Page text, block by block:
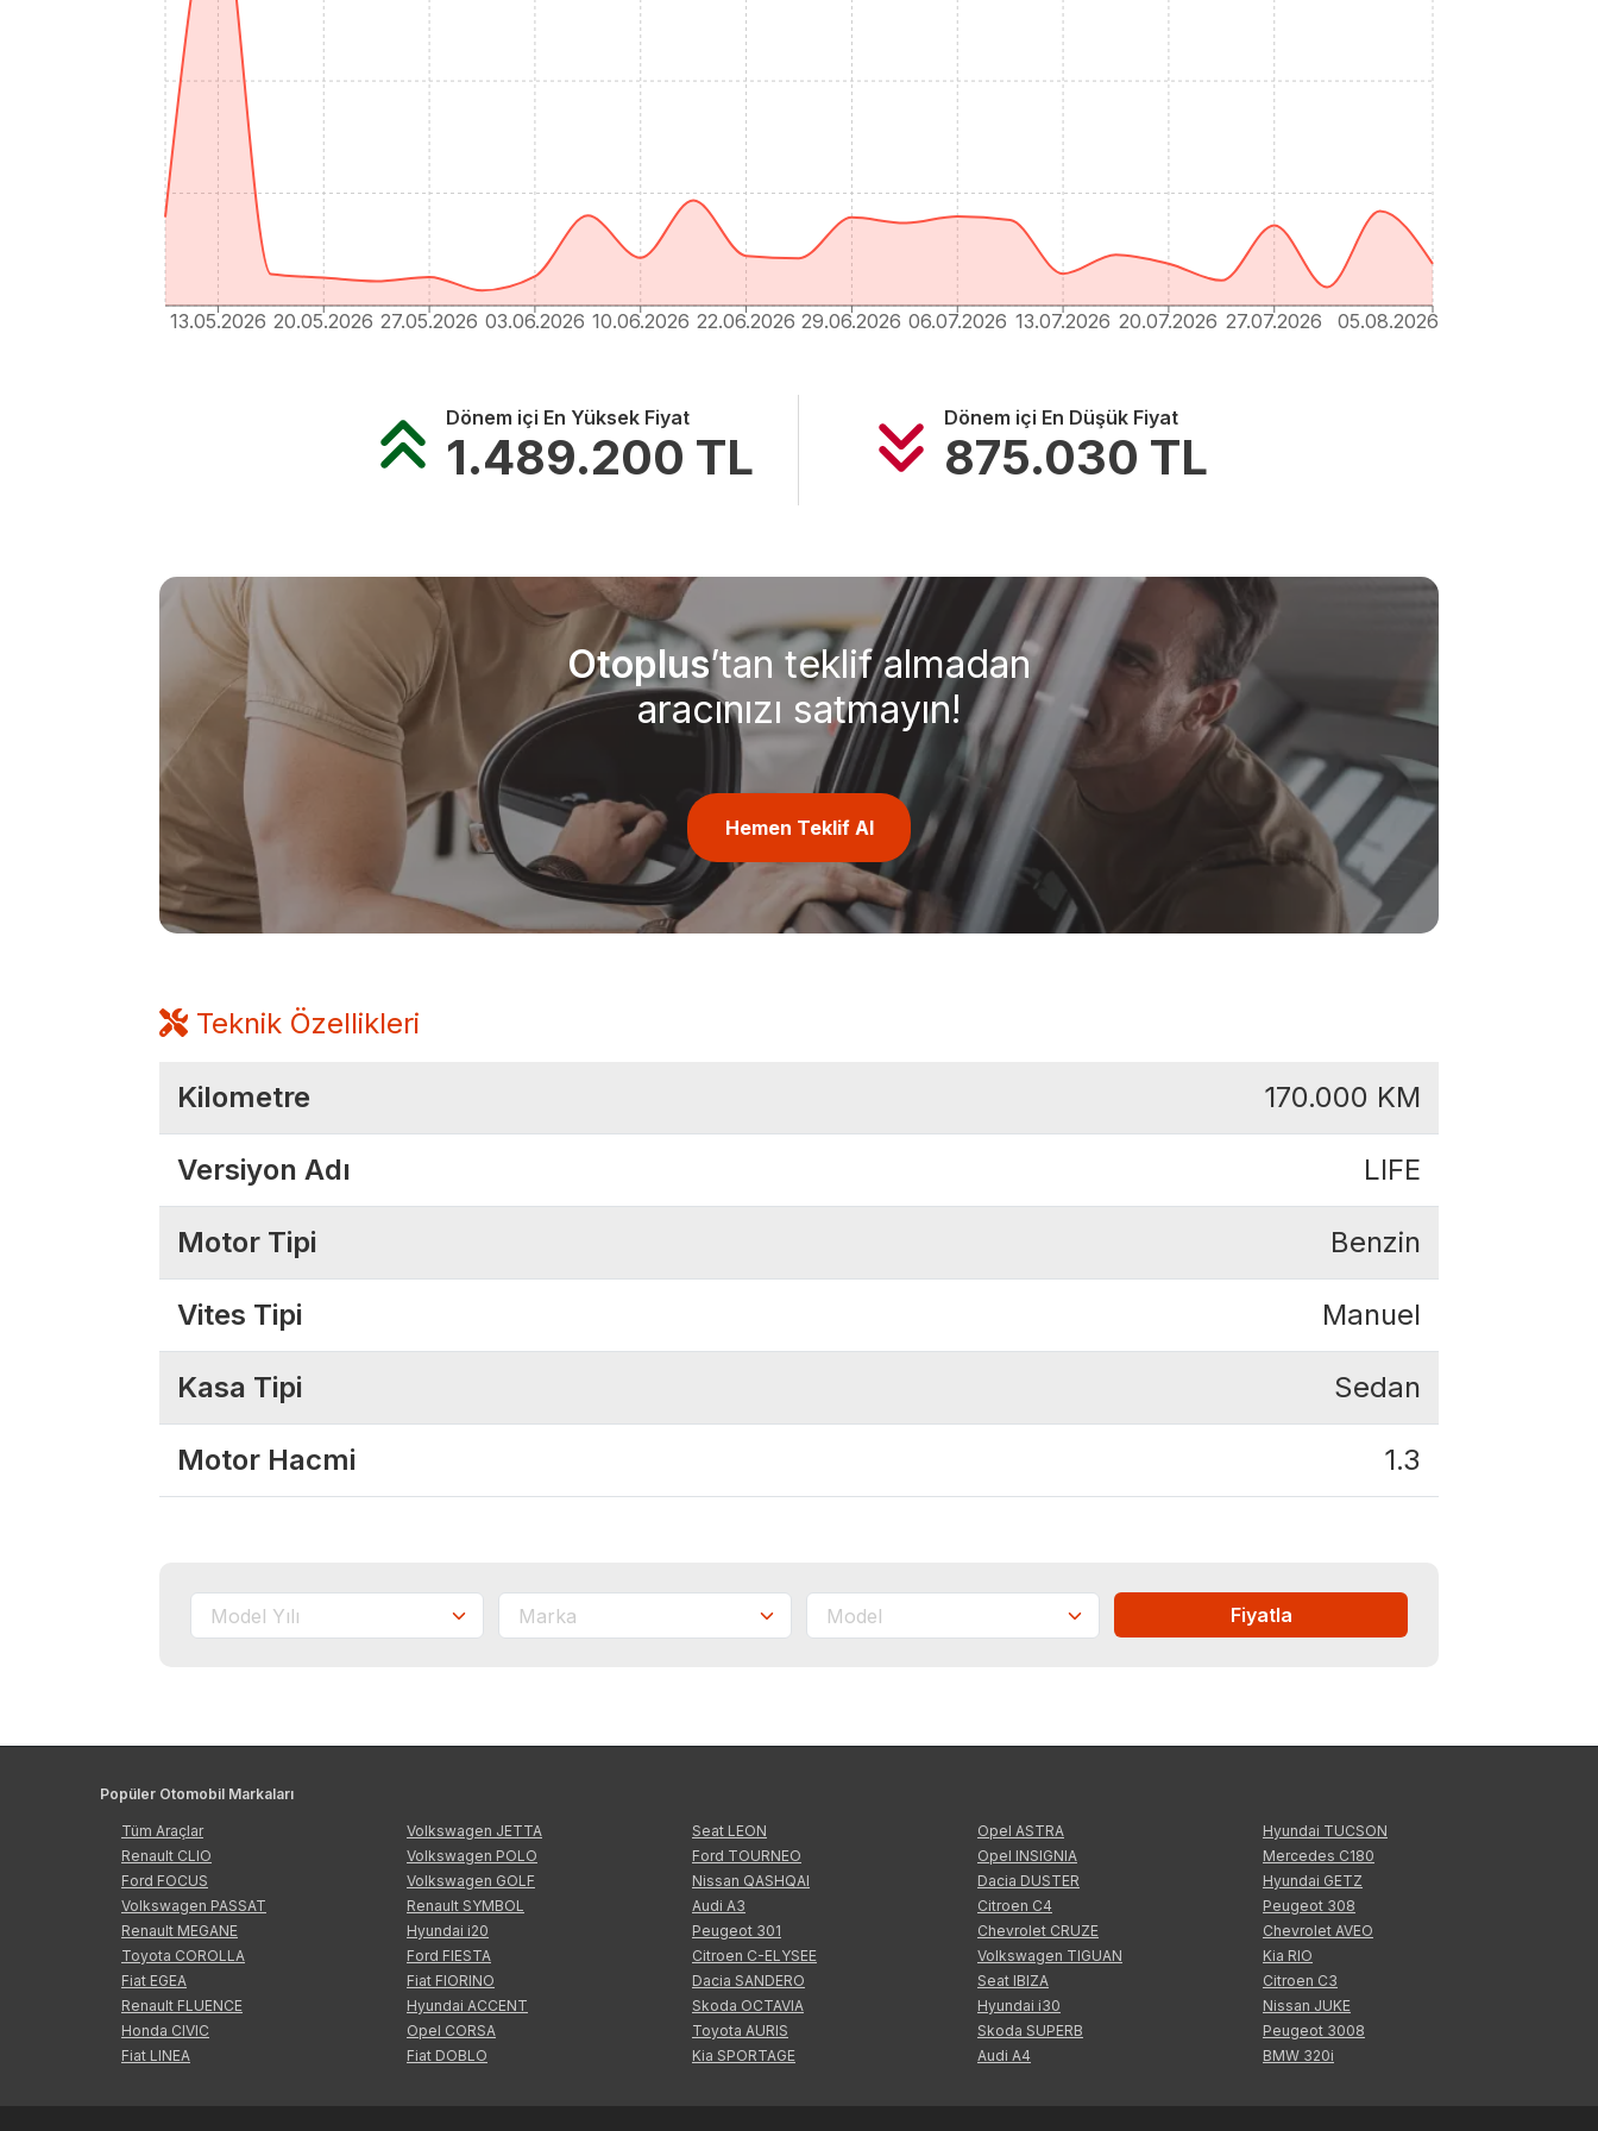
13.05.2026 20.05.2026 27.05.2026 03.06.2026 10.06.2026 22.06.2026 29.06.2026 06.07.2026 13.07.2026 20.07.2026 27.07.2026 05.08.2026
Dönem içi En Yüksek Fiyat
1.489.200 TL
Dönem içi En Düşük Fiyat
875.030 TL
Otoplus’tan teklif almadan
aracınızı satmayın!
Hemen Teklif Al
Teknik Özellikleri
Kilometre 170.000 KM
Versiyon Adı LIFE
Motor Tipi Benzin
Vites Tipi Manuel
Kasa Tipi Sedan
Motor Hacmi 1.3
Fiyatla
Popüler Otomobil Markaları
Tüm Araçlar
Renault CLIO
Ford FOCUS
Volkswagen PASSAT
Renault MEGANE
Toyota COROLLA
Fiat EGEA
Renault FLUENCE
Honda CIVIC
Fiat LINEA
Volkswagen JETTA
Volkswagen POLO
Volkswagen GOLF
Renault SYMBOL
Hyundai i20
Ford FIESTA
Fiat FIORINO
Hyundai ACCENT
Opel CORSA
Fiat DOBLO
Seat LEON
Ford TOURNEO
Nissan QASHQAI
Audi A3
Peugeot 301
Citroen C-ELYSEE
Dacia SANDERO
Skoda OCTAVIA
Toyota AURIS
Kia SPORTAGE
Opel ASTRA
Opel INSIGNIA
Dacia DUSTER
Citroen C4
Chevrolet CRUZE
Volkswagen TIGUAN
Seat IBIZA
Hyundai i30
Skoda SUPERB
Audi A4
Hyundai TUCSON
Mercedes C180
Hyundai GETZ
Peugeot 308
Chevrolet AVEO
Kia RIO
Citroen C3
Nissan JUKE
Peugeot 3008
BMW 320i